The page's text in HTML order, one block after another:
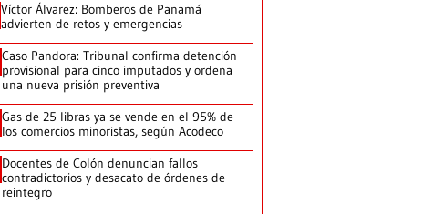
Víctor Álvarez: Bomberos de Panamá
advierten de retos y emergencias
Caso Pandora: Tribunal confirma detención
provisional para cinco imputados y ordena
una nueva prisión preventiva
Gas de 25 libras ya se vende en el 95% de
los comercios minoristas, según Acodeco
Docentes de Colón denuncian fallos
contradictorios y desacato de órdenes de
reintegro